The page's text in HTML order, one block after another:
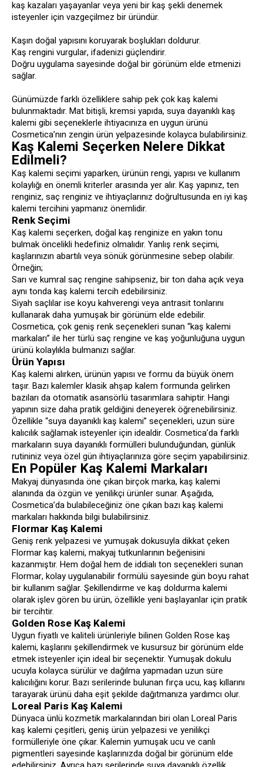
kaş kazaları yaşayanlar veya yeni bir kaş şekli denemek
isteyenler için vazgeçilmez bir üründür.
Kaşın doğal yapısını koruyarak boşlukları doldurur.
Kaş rengini vurgular, ifadenizi güçlendirir.
Doğru uygulama sayesinde doğal bir görünüm elde etmenizi
sağlar.
Günümüzde farklı özelliklere sahip pek çok kaş kalemi
bulunmaktadır. Mat bitişli, kremsi yapıda, suya dayanıklı kaş
kalemi gibi seçeneklerle ihtiyacınıza en uygun ürünü
Cosmetica’nın zengin ürün yelpazesinde kolayca bulabilirsiniz.
Kaş Kalemi Seçerken Nelere Dikkat
Edilmeli?
Kaş kalemi seçimi yaparken, ürünün rengi, yapısı ve kullanım
kolaylığı en önemli kriterler arasında yer alır. Kaş yapınız, ten
renginiz, saç renginiz ve ihtiyaçlarınız doğrultusunda en iyi kaş
kalemi tercihini yapmanız önemlidir.
Renk Seçimi
Kaş kalemi seçerken, doğal kaş renginize en yakın tonu
bulmak öncelikli hedefiniz olmalıdır. Yanlış renk seçimi,
kaşlarınızın abartılı veya sönük görünmesine sebep olabilir.
Örneğin;
Sarı ve kumral saç rengine sahipseniz, bir ton daha açık veya
aynı tonda kaş kalemi tercih edebilirsiniz.
Siyah saçlılar ise koyu kahverengi veya antrasit tonlarını
kullanarak daha yumuşak bir görünüm elde edebilir.
Cosmetica, çok geniş renk seçenekleri sunan “kaş kalemi
markaları” ile her türlü saç rengine ve kaş yoğunluğuna uygun
ürünü kolaylıkla bulmanızı sağlar.
Ürün Yapısı
Kaş kalemi alırken, ürünün yapısı ve formu da büyük önem
taşır. Bazı kalemler klasik ahşap kalem formunda gelirken
bazıları da otomatik asansörlü tasarımlara sahiptir. Hangi
yapının size daha pratik geldiğini deneyerek öğrenebilirsiniz.
Özellikle “suya dayanıklı kaş kalemi” seçenekleri, uzun süre
kalıcılık sağlamak isteyenler için idealdir. Cosmetica’da farklı
markaların suya dayanıklı formülleri bulunduğundan, günlük
rutininiz veya özel gün ihtiyaçlarınıza göre seçim yapabilirsiniz.
En Popüler Kaş Kalemi Markaları
Makyaj dünyasında öne çıkan birçok marka, kaş kalemi
alanında da özgün ve yenilikçi ürünler sunar. Aşağıda,
Cosmetica’da bulabileceğiniz öne çıkan bazı kaş kalemi
markaları hakkında bilgi bulabilirsiniz.
Flormar Kaş Kalemi
Geniş renk yelpazesi ve yumuşak dokusuyla dikkat çeken
Flormar kaş kalemi, makyaj tutkunlarının beğenisini
kazanmıştır. Hem doğal hem de iddialı ton seçenekleri sunan
Flormar, kolay uygulanabilir formülü sayesinde gün boyu rahat
bir kullanım sağlar. Şekillendirme ve kaş doldurma kalemi
olarak işlev gören bu ürün, özellikle yeni başlayanlar için pratik
bir tercihtir.
Golden Rose Kaş Kalemi
Uygun fiyatlı ve kaliteli ürünleriyle bilinen Golden Rose kaş
kalemi, kaşlarını şekillendirmek ve kusursuz bir görünüm elde
etmek isteyenler için ideal bir seçenektir. Yumuşak dokulu
ucuyla kolayca sürülür ve dağılma yapmadan uzun süre
kalıcılığını korur. Bazı serilerinde bulunan fırça ucu, kaş kıllarını
tarayarak ürünü daha eşit şekilde dağıtmanıza yardımcı olur.
Loreal Paris Kaş Kalemi
Dünyaca ünlü kozmetik markalarından biri olan Loreal Paris
kaş kalemi çeşitleri, geniş ürün yelpazesi ve yenilikçi
formülleriyle öne çıkar. Kalemin yumuşak ucu ve canlı
pigmentleri sayesinde kaşlarınızda doğal bir görünüm elde